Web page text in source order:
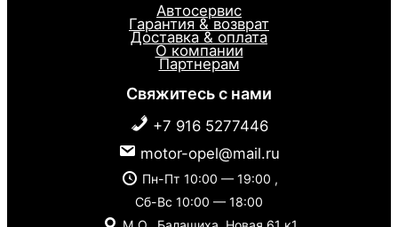
Автосервис
Гарантия & возврат
Доставка & оплата
О компании
Партнерам
Свяжитесь с нами
+7 916 5277446
motor-opel@mail.ru
Пн-Пт 10:00 — 19:00 ,
Сб-Вс 10:00 — 18:00